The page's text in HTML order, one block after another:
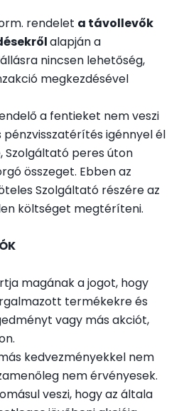
rendelet a távollevők
alapján a
nincsen lehetőség,
megkezdésével
a fentieket nem veszi
igénnyel él
Szolgáltató peres úton
összeget. Ebben az
Szolgáltató részére az
költséget megtéríteni.
magának a jogot, hogy
termékekre és
vagy más akciót,
kedvezményekkel nem
nem érvényesek.
veszi, hogy az általa